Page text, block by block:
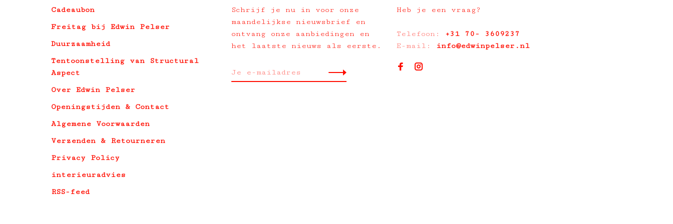
Cadeaubon
Freitag bij Edwin Pelser
Duurzaamheid
Tentoonstelling van Structural
Aspect
Over Edwin Pelser
Openingstijden & Contact
Algemene Voorwaarden
Verzenden & Retourneren
Privacy Policy
interieuradvies
RSS-feed
Schrijf je nu in voor onze
maandelijkse nieuwsbrief en
ontvang onze aanbiedingen en
het laatste nieuws als eerste.
Heb je een vraag?
Telefoon: +31 70- 3609237
E-mail:
info@edwinpelser.nl